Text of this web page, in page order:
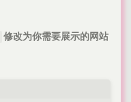
修改为你需要展示的网站